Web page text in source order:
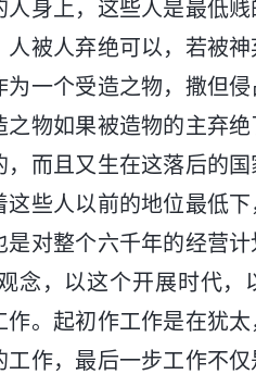
身上，这些人是最低贱
被人弃绝可以，若被
一个受造之物，撒但
物如果被造物的主弃
而且又生在这落后的
些人以前的地位最低
是对整个六千年的经营
念，以这个开展时代，
。起初作工作是在犹
作，最后一步工作不